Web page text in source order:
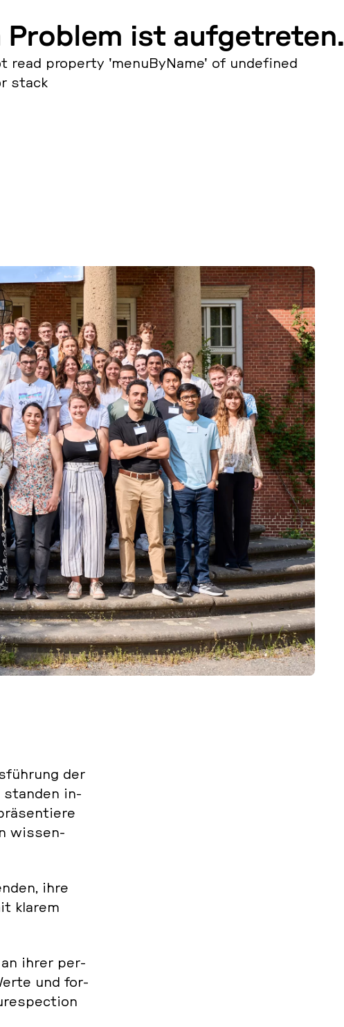
Problem ist aufgetreten.
read property 'menuByName' of undefined
stack
der
standen in­
wis­sen­
ihre
klarem
an ihrer per­
und for­